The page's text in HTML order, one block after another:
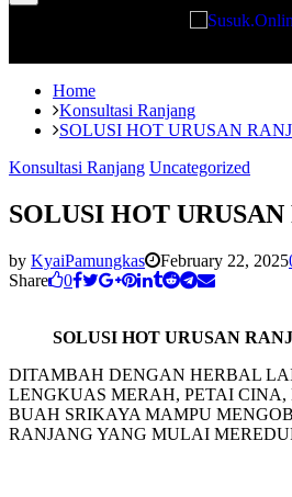
Menu
Home
Konsultasi Ranjang
SOLUSI HOT URUSAN
Konsultasi Ranjang Uncategorized
SOLUSI HOT
by KyaiPamungkas February 22, 2025
Share
0
SOLUSI HOT URUSAN
DITAMBAH DENGAN HERBAL
LENGKUAS MERAH, PETAI
BUAH SRIKAYA MAMPU
RANJANG YANG MULAI